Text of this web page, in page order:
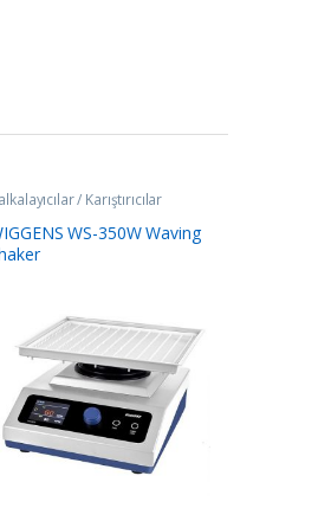
/ Karıştırıcılar
WS-350W Waving